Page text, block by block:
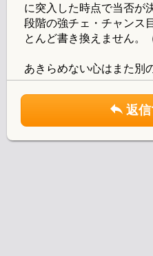
に突入した時点で当否が
段階の強チェ・チャンス
とんど書き換えません。
あきらめない心はまた別
返